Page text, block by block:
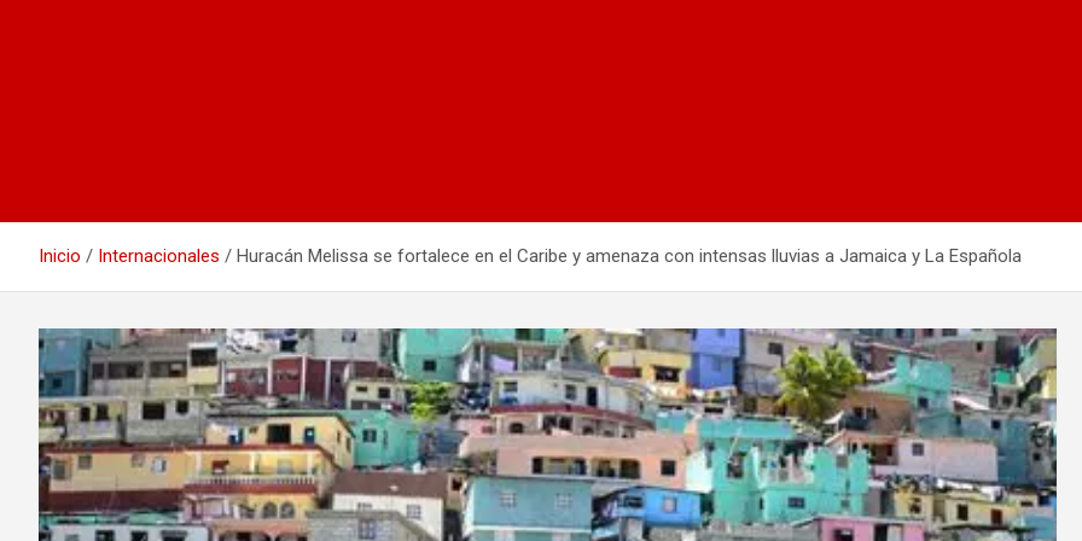
Inicio Internacionales Huracán Melissa se fortalece en el Caribe y amenaza con intensas lluvias a Jamaica y La Española